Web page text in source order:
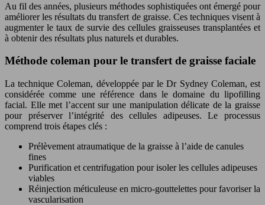
Au fil des années, plusieurs méthodes sophistiquées ont émergé pour
améliorer les résultats du transfert de graisse. Ces techniques visent à
augmenter le taux de survie des cellules graisseuses transplantées et
à obtenir des résultats plus naturels et durables.
Méthode coleman pour le transfert de graisse faciale
La technique Coleman, développée par le Dr Sydney Coleman, est
considérée comme une référence dans le domaine du lipofilling
facial. Elle met l’accent sur une manipulation délicate de la graisse
pour préserver l’intégrité des cellules adipeuses. Le processus
comprend trois étapes clés :
Prélèvement atraumatique de la graisse à l’aide de canules
fines
Purification et centrifugation pour isoler les cellules adipeuses
viables
Réinjection méticuleuse en micro-gouttelettes pour favoriser la
vascularisation